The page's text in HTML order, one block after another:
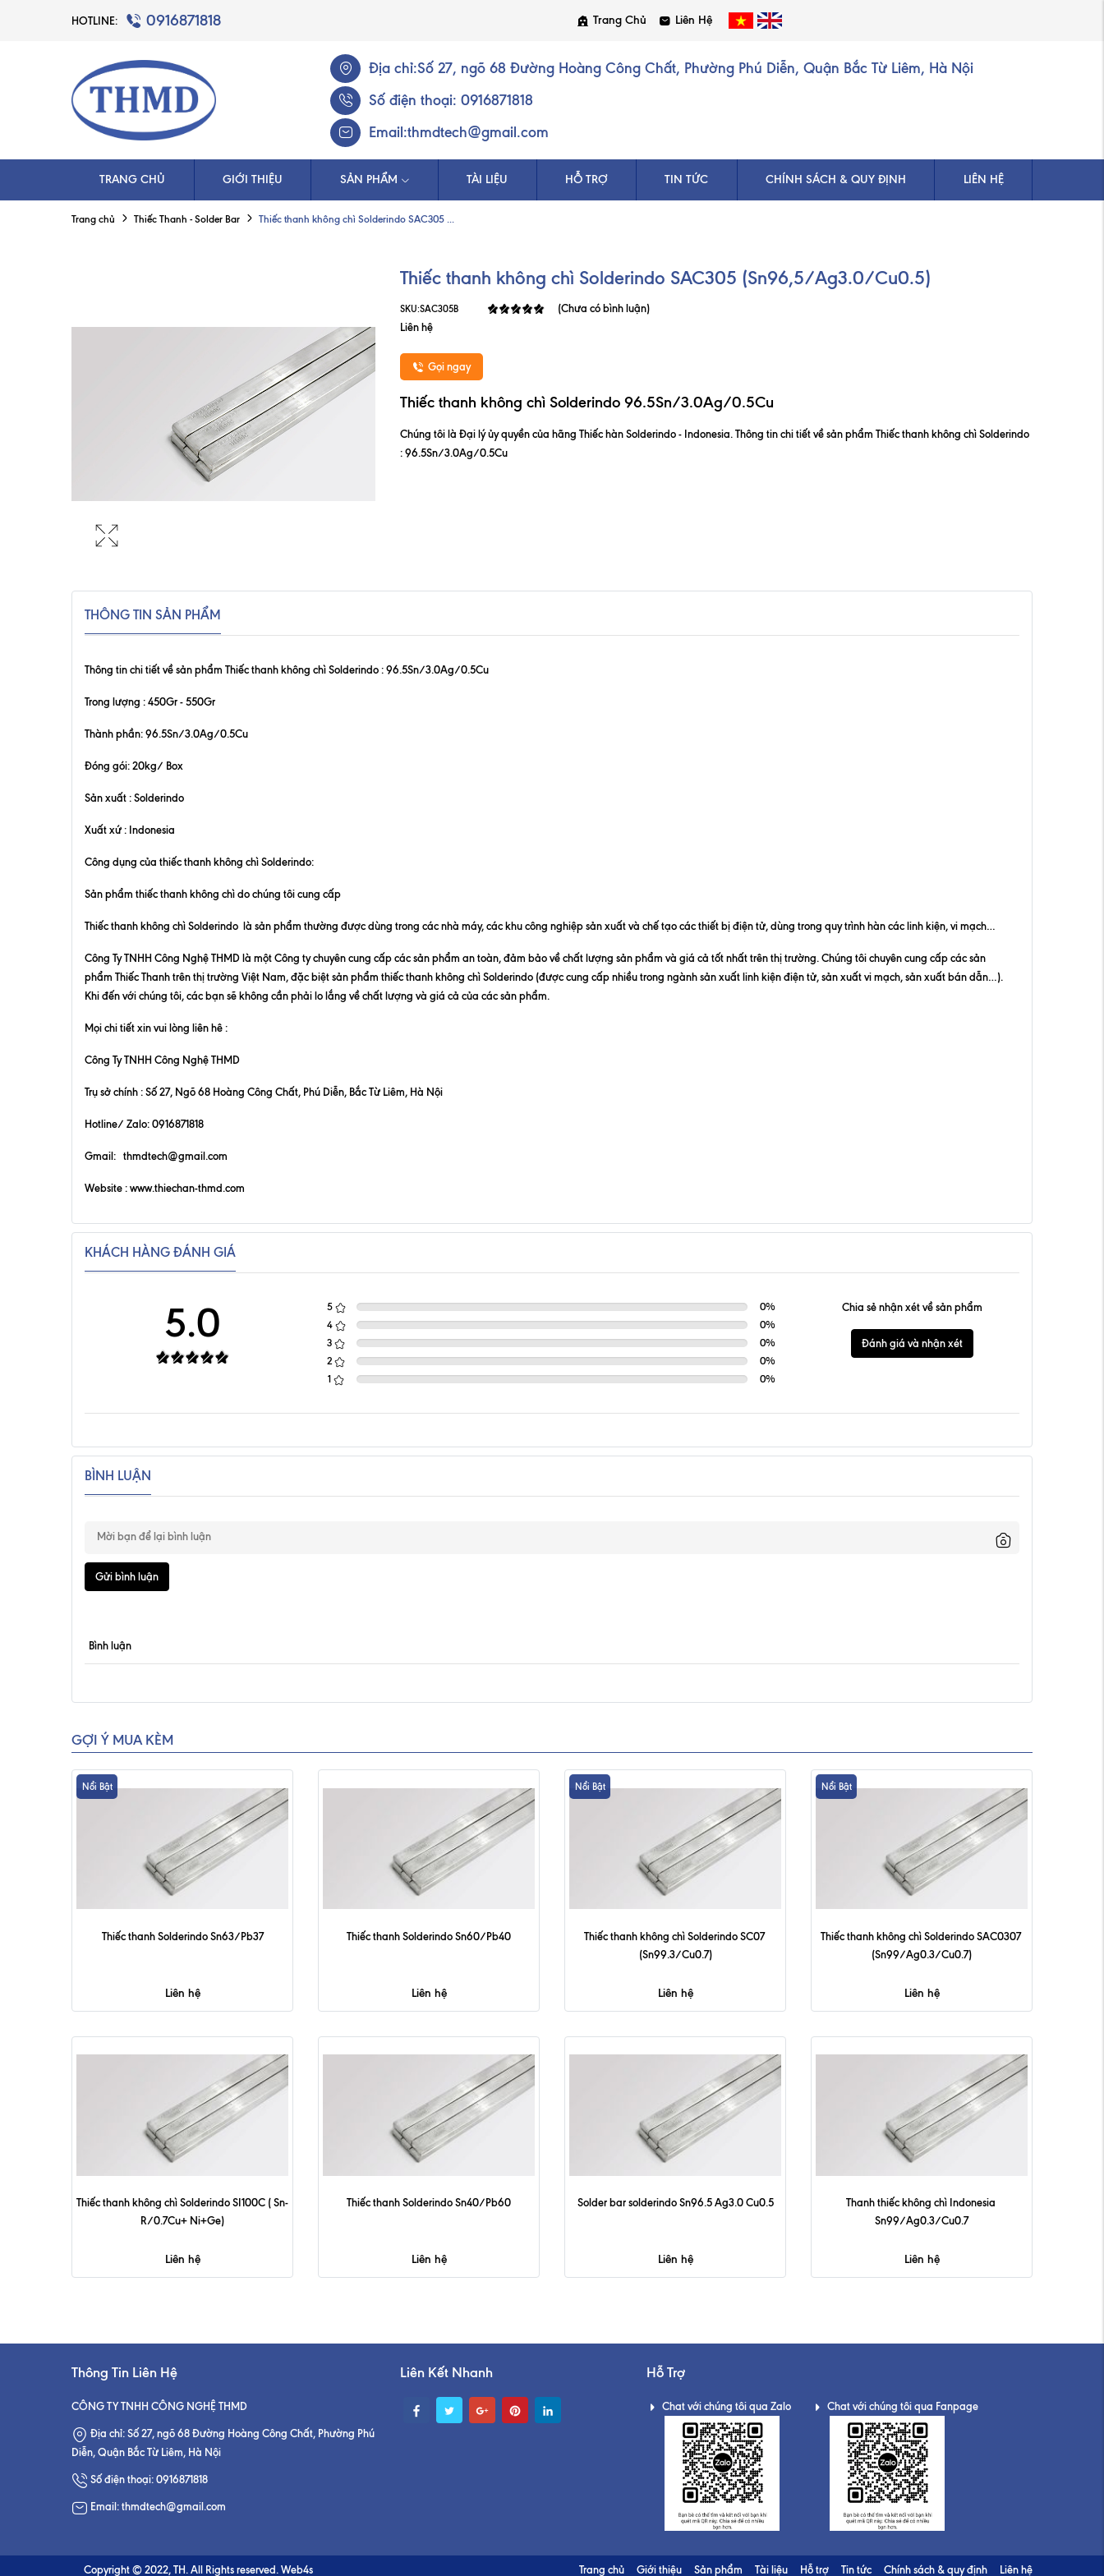
HOTLINE: 0916871818 Trang Chủ Liên Hệ
Địa chỉ:Số 27, ngõ 68 Đường Hoàng Công Chất, Phường Phú Diễn, Quận Bắc Từ Liêm, Hà Nội
Số điện thoại: 0916871818
Email:thmdtech@gmail.com
TRANG CHỦ GIỚI THIỆU SẢN PHẨM TÀI LIỆU HỖ TRỢ TIN TỨC CHÍNH SÁCH & QUY ĐỊNH LIÊN HỆ
Trang chủ Thiếc Thanh - Solder Bar Thiếc thanh không chì Solderindo SAC305 ...
Thiếc thanh không chì Solderindo SAC305 (Sn96,5/Ag3.0/Cu0.5)
SKU:SAC305B
(Chưa có bình luận)
Liên hệ
Gọi ngay
Thiếc thanh không chì Solderindo 96.5Sn/3.0Ag/0.5Cu
Chúng tôi là Đại lý ủy quyền của hãng Thiếc hàn Solderindo - Indonesia. Thông tin chi tiết về sản phẩm Thiếc thanh không chì Solderindo
: 96.5Sn/3.0Ag/0.5Cu
THÔNG TIN SẢN PHẨM
Thông tin chi tiết về sản phẩm Thiếc thanh không chì Solderindo : 96.5Sn/3.0Ag/0.5Cu
Trong lượng : 450Gr - 550Gr
Thành phần: 96.5Sn/3.0Ag/0.5Cu
Đóng gói: 20kg/ Box
Sản xuất : Solderindo
Xuất xứ : Indonesia
Công dụng của thiếc thanh không chìSolderindo:
Sản phẩm thiếc thanh không chì do chúng tôi cung cấp
Thiếc thanh không chì Solderindo là sản phẩm thường được dùng trong các nhà máy, các khu công nghiệp sản xuất và chế tạo các thiết bị điện tử, dùng trong quy trình hàn các linh kiện, vi mạch…
Công Ty TNHH Công Nghệ THMD là một Công ty chuyên cung cấp các sản phẩm an toàn, đảm bảo về chất lượng sản phẩm và giá cả tốt nhất trên thị trường. Chúng tôi chuyên cung cấp các sản
phẩm Thiếc Thanhtrên thị trường Việt Nam, đặc biệt sản phẩm thiếc thanh không chì Solderindo (được cung cấp nhiều trong ngành sản xuất linh kiện điện tử, sản xuất vi mạch, sản xuất bán dẫn…).
Khi đến với chúng tôi, các bạn sẽ không cần phải lo lắng về chất lượng và giá cả của các sản phẩm.
Mọi chi tiết xin vui lòng liên hê :
Công Ty TNHH Công Nghệ THMD
Trụ sở chính : Số 27, Ngõ 68 Hoàng Công Chất, Phú Diễn, Bắc Từ Liêm, Hà Nội
Hotline/ Zalo: 0916871818
Gmail: thmdtech@gmail.com
Website :www.thiechan-thmd.com
KHÁCH HÀNG ĐÁNH GIÁ
5.0 5 0%
4
0%
3
0%
2
0%
1
0%
Chia sẻ nhận xét về sản phẩm
Đánh giá và nhận xét
BÌNH LUẬN
Gửi bình luận
Bình luận
GỢI Ý MUA KÈM
Nổi Bật
Thiếc thanh Solderindo Sn63/Pb37
Liên hệ
Thiếc thanh Solderindo Sn60/Pb40
Liên hệ
Nổi Bật
Thiếc thanh không chì Solderindo SC07
(Sn99.3/Cu0.7)
Liên hệ
Nổi Bật
Thiếc thanh không chì Solderindo SAC0307
(Sn99/Ag0.3/Cu0.7)
Liên hệ
Thiếc thanh không chì Solderindo SI100C ( Sn-
R/0.7Cu+ Ni+Ge)
Liên hệ
Thiếc thanh Solderindo Sn40/Pb60
Liên hệ
Solder bar solderindo Sn96.5 Ag3.0 Cu0.5
Liên hệ
Thanh thiếc không chì Indonesia
Sn99/Ag0.3/Cu0.7
Liên hệ
Thông Tin Liên Hệ
CÔNG TY TNHH CÔNG NGHỆ THMD
Địa chỉ: Số 27, ngõ 68 Đường Hoàng Công Chất, Phường Phú
Diễn, Quận Bắc Từ Liêm, Hà Nội
Số điện thoại: 0916871818
Email: thmdtech@gmail.com
Liên Kết Nhanh Hỗ Trợ
Chat với chúng tôi qua Zalo Chat với chúng tôi qua Fanpage
Copyright © 2022, TH. All Rights reserved. Web4s Trang chủ Giới thiệu Sản phẩm Tài liệu Hỗ trợ Tin tức Chính sách & quy định Liên hệ